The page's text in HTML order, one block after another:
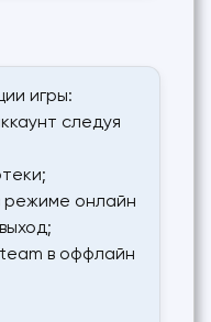
игры:
следуя
режиме онлайн
в оффлайн